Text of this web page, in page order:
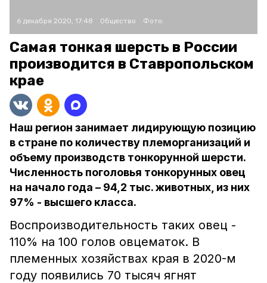
6 декабря 2020, 17:48 Общество Фото:
Самая тонкая шерсть в России
производится в Ставропольском
крае
Наш регион занимает лидирующую позицию
в стране по количеству племорганизаций и
объему производств тонкорунной шерсти.
Численность поголовья тонкорунных овец
на начало года – 94,2 тыс. животных, из них
97% - высшего класса.
Воспроизводительность таких овец -
110% на 100 голов овцематок. В
племенных хозяйствах края в 2020-м
году появились 70 тысяч ягнят